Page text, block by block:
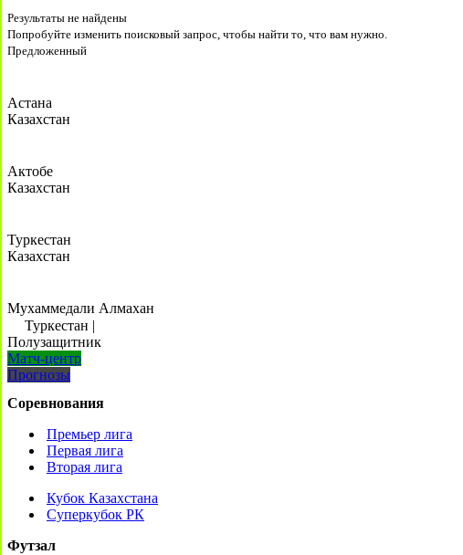
Результаты не найдены
Попробуйте изменить поисковый запрос, чтобы найти то, что вам нужно.
Предложенный
Астана
Казахстан
Актобе
Казахстан
Туркестан
Казахстан
Мухаммедали Алмахан
Туркестан |
Полузащитник
Матч-центр
Прогнозы
Соревнования
Премьер лига
Первая лига
Вторая лига
Кубок Казахстана
Суперкубок РК
Футзал